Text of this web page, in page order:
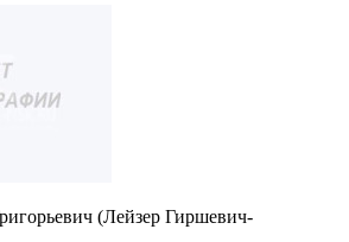
(Лейзер Гиршевич-